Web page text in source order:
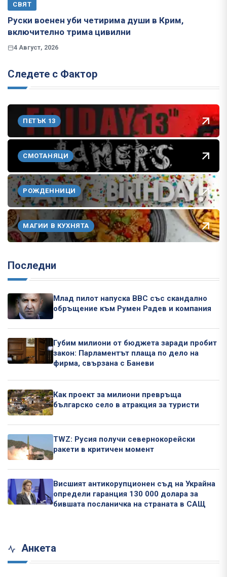
СВЯТ
Руски военен уби четирима души в Крим,
включително трима цивилни
4 Август, 2026
Следете с Фактор
ПЕТЪК 13
СМОТАНЯЦИ
РОЖДЕННИЦИ
МАГИИ В КУХНЯТА
Последни
Млад пилот напуска ВВС със скандално
обръщение към Румен Радев и компания
Губим милиони от бюджета заради пробит
закон: Парламентът плаща по дело на
фирма, свързана с Баневи
Как проект за милиони превръща
българско село в атракция за туристи
TWZ: Русия получи севернокорейски
ракети в критичен момент
Висшият антикорупционен съд на Украйна
определи гаранция 130 000 долара за
бившата посланичка на страната в САЩ
Анкета